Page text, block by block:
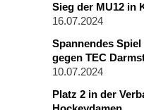
Sieg der MU12 in
16.07.2024
Spannendes
gegen TEC
10.07.2024
Platz 2 in der